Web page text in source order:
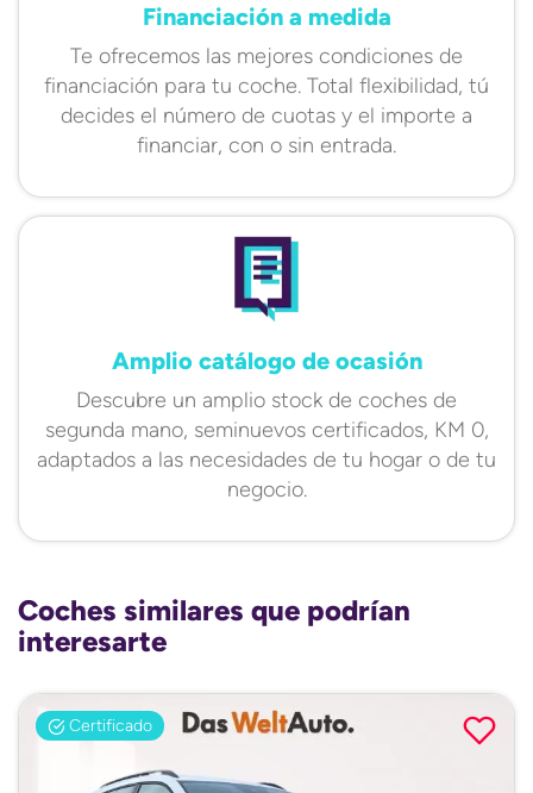
Financiación a medida
Te ofrecemos las mejores condiciones de
financiación para tu coche. Total flexibilidad, tú
decides el número de cuotas y el importe a
financiar, con o sin entrada.
Amplio catálogo de ocasión
Descubre un amplio stock de coches de
segunda mano, seminuevos certificados, KM 0,
adaptados a las necesidades de tu hogar o de tu
negocio.
Coches similares que podrían
interesarte
Certificado